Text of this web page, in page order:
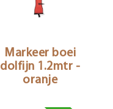
Markeer boei
dolfijn 1.2mtr -
oranje